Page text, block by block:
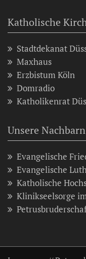
Katholische
Stadtdekanat
Maxhaus
Erzbistum Köln
Domradio
Katholikenrat
Unsere
Evangelische
Evangelische
Katholische
Klinikseelsorge